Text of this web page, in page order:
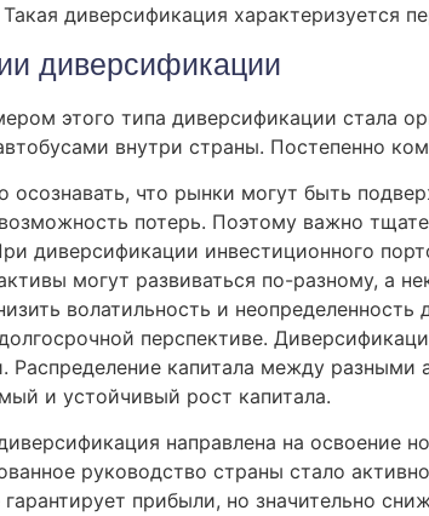
диверсификация характеризуется
диверсификации
этого типа диверсификации стала
внутри страны. Постепенно
осознавать, что рынки могут быть
потерь. Поэтому важно
диверсификации инвестиционного
могут развиваться по-разному, а
волатильность и
перспективе.
Распределение капитала между разными
и устойчивый рост капитала.
направлена на освоение
руководство страны стало
прибыли, но значительно